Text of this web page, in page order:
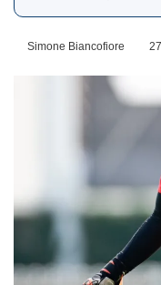
Simone Biancofiore